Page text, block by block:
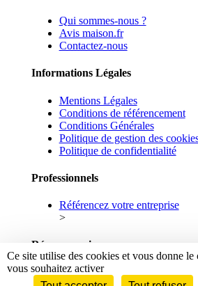
Qui sommes-nous ?
Avis maison.fr
Contactez-nous
Informations Légales
Mentions Légales
Conditions de référencement
Conditions Générales
Politique de gestion des
Politique de confidentialité
Professionnels
Référencez votre entreprise
>
Réseaux sociaux
Facebook
Ce site utilise des cookies et vous donne
vous souhaitez activer